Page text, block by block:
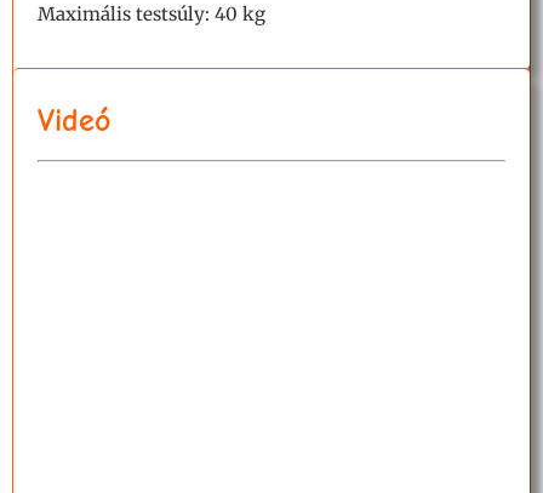
Maximális testsúly: 40 kg
Videó